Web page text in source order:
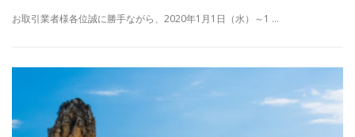
お取引業者様各位誠に勝手ながら、2020年1月1日（水）～1 …